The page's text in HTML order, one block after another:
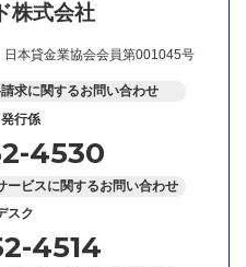
株式会社
日本貸金業協会会員第001045号
求に関するお問い合わせ
行係
4530
ービスに関するお問い合わせ
スク
4514